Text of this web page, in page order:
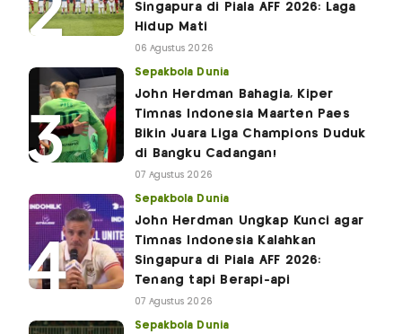
Singapura di Piala AFF 2026: Laga
Hidup Mati
06 Agustus 2026
Sepakbola Dunia
John Herdman Bahagia, Kiper
Timnas Indonesia Maarten Paes
Bikin Juara Liga Champions Duduk
di Bangku Cadangan!
07 Agustus 2026
Sepakbola Dunia
John Herdman Ungkap Kunci agar
Timnas Indonesia Kalahkan
Singapura di Piala AFF 2026:
Tenang tapi Berapi-api
07 Agustus 2026
Sepakbola Dunia